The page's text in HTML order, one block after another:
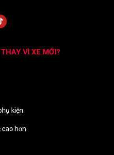
VÌ XE MỚI?
kiện
hơn